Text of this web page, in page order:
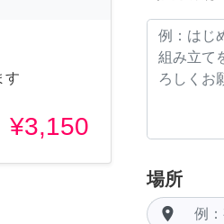
す
¥3,150
場所
room